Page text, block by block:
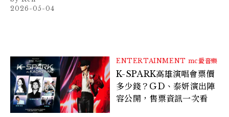
2026-05-04
ENTERTAINMENT mc愛音樂
K-SPARK高雄演唱會票價
多少錢？GD、泰妍演出陣
容公開，售票資訊一次看